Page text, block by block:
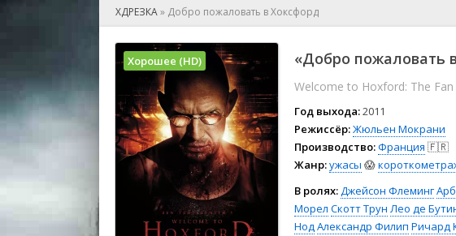
🕺 Мюзикл
👨‍💻 Реальное тв
🎤 Ток-шоу
🧙‍♀️ Фантастика
🏅 Церемония
ХДРЕЗКА» Добро пожаловать в Хоксфорд
«Добро пожаловать
Welcome to Hoxford: The Fan
Год выхода:2011
Режиссёр:Жюльен Мокрани
Производство:Франция 🇫🇷
Жанр:ужасы 😱
В ролях:Джейсон Флеминг
Морел Скотт Трун Лео де
НодАлександр Филип Ричард
Хорошее (HD)